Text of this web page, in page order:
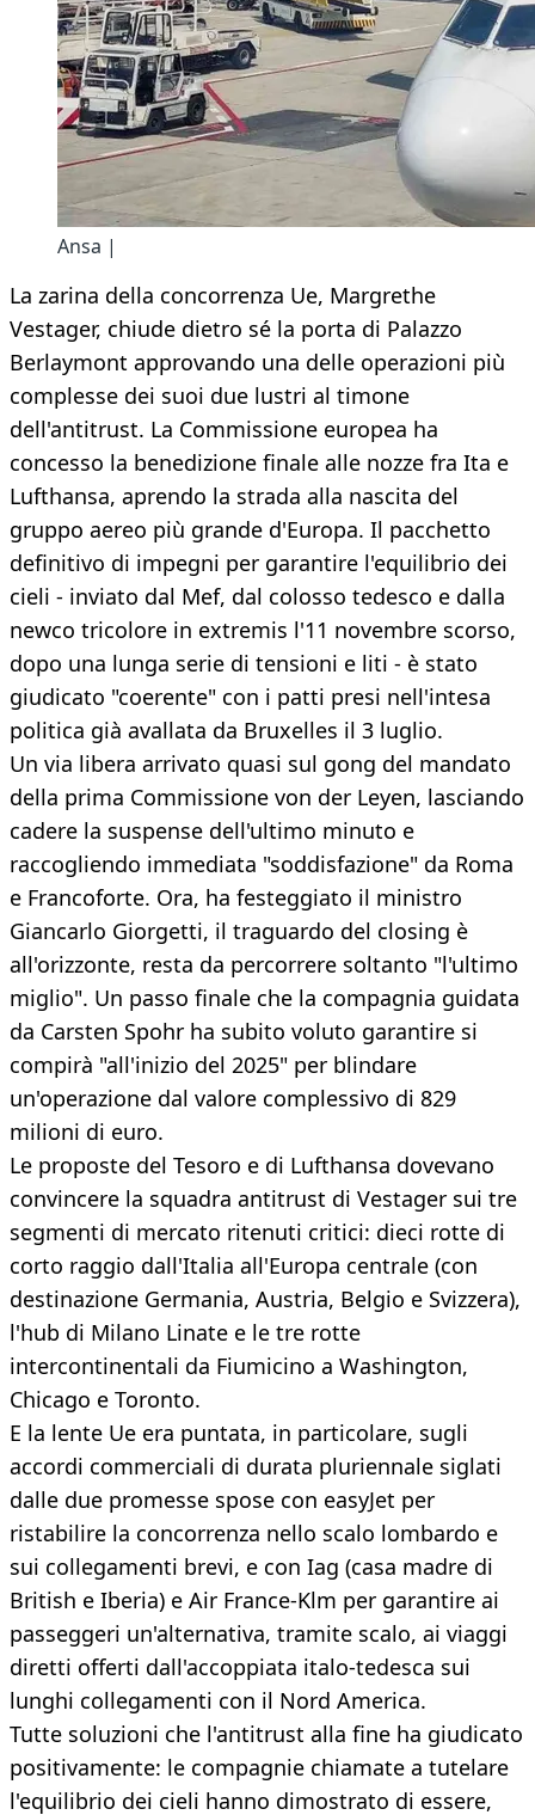
Ansa |
La zarina della concorrenza Ue, Margrethe
Vestager, chiude dietro sé la porta di Palazzo
Berlaymont approvando una delle operazioni più
complesse dei suoi due lustri al timone
dell'antitrust. La Commissione europea ha
concesso la benedizione finale alle nozze fra Ita e
Lufthansa, aprendo la strada alla nascita del
gruppo aereo più grande d'Europa. Il pacchetto
definitivo di impegni per garantire l'equilibrio dei
cieli - inviato dal Mef, dal colosso tedesco e dalla
newco tricolore in extremis l'11 novembre scorso,
dopo una lunga serie di tensioni e liti - è stato
giudicato "coerente" con i patti presi nell'intesa
politica già avallata da Bruxelles il 3 luglio.
Un via libera arrivato quasi sul gong del mandato
della prima Commissione von der Leyen, lasciando
cadere la suspense dell'ultimo minuto e
raccogliendo immediata "soddisfazione" da Roma
e Francoforte. Ora, ha festeggiato il ministro
Giancarlo Giorgetti, il traguardo del closing è
all'orizzonte, resta da percorrere soltanto "l'ultimo
miglio". Un passo finale che la compagnia guidata
da Carsten Spohr ha subito voluto garantire si
compirà "all'inizio del 2025" per blindare
un'operazione dal valore complessivo di 829
milioni di euro.
Le proposte del Tesoro e di Lufthansa dovevano
convincere la squadra antitrust di Vestager sui tre
segmenti di mercato ritenuti critici: dieci rotte di
corto raggio dall'Italia all'Europa centrale (con
destinazione Germania, Austria, Belgio e Svizzera),
l'hub di Milano Linate e le tre rotte
intercontinentali da Fiumicino a Washington,
Chicago e Toronto.
E la lente Ue era puntata, in particolare, sugli
accordi commerciali di durata pluriennale siglati
dalle due promesse spose con easyJet per
ristabilire la concorrenza nello scalo lombardo e
sui collegamenti brevi, e con Iag (casa madre di
British e Iberia) e Air France-Klm per garantire ai
passeggeri un'alternativa, tramite scalo, ai viaggi
diretti offerti dall'accoppiata italo-tedesca sui
lunghi collegamenti con il Nord America.
Tutte soluzioni che l'antitrust alla fine ha giudicato
positivamente: le compagnie chiamate a tutelare
l'equilibrio dei cieli hanno dimostrato di essere,